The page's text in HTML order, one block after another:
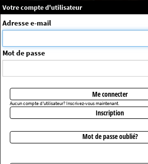
Message système
La séance choisie n'a pas été trouvée
Votre compte d'utilisateur
Adresse e-mail
Mot de passe
Me connecter
Aucun compte d'utilisateur? Inscrivez-vous maintenant.
Inscription
Mot de passe oublié?